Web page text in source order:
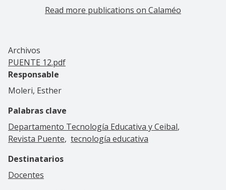
Read more publications on Calaméo
Archivos
PUENTE 12.pdf
Responsable
Moleri, Esther
Palabras clave
Departamento Tecnología Educativa y Ceibal
Revista Puente tecnología educativa
Destinatarios
Docentes